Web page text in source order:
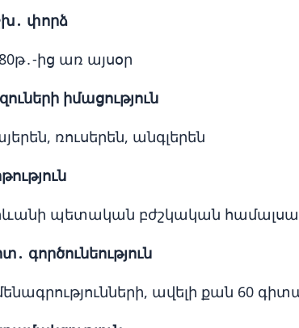
փորձ
ից առ այսօր
իմացություն
ռուսերեն, անգլերեն
պետական բժշկական
գործունեություն
ավելի քան 60